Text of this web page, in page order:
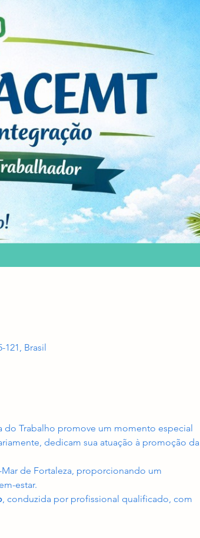
121, Brasil
do Trabalho promove um momento especial
dedicam sua atuação à promoção da
Mar de Fortaleza, proporcionando um
estar.
, conduzida por profissional qualificado, com